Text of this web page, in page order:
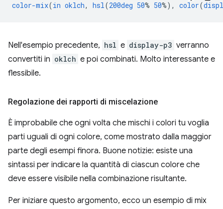
color-mix(in oklch, hsl(200deg 50% 50%), color(
Nell'esempio precedente, hsl e display-p3 verranno
convertiti in oklch e poi combinati. Molto interessante e
flessibile.
Regolazione dei rapporti di miscelazione
È improbabile che ogni volta che mischi i colori tu voglia
parti uguali di ogni colore, come mostrato dalla maggior
parte degli esempi finora. Buone notizie: esiste una
sintassi per indicare la quantità di ciascun colore che
deve essere visibile nella combinazione risultante.
Per iniziare questo argomento, ecco un esempio di mix